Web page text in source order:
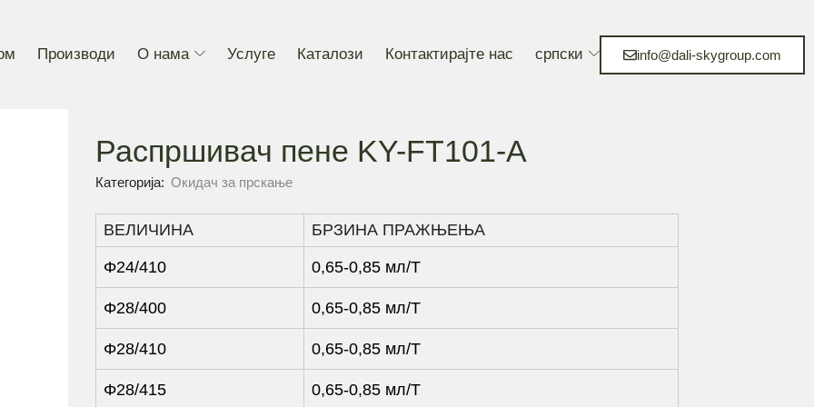
Производи О нама Услуге Каталози Контактирајте нас српски info@dali-skygroup.com
Распршивач пене KY-FT101-A
Категорија: Окидач за прскање
ВЕЛИЧИНА БРЗИНА ПРАЖЊЕЊА
Φ24/410 0,65-0,85 мл/Т
Φ28/400 0,65-0,85 мл/Т
Φ28/410 0,65-0,85 мл/Т
Φ28/415 0,65-0,85 мл/Т